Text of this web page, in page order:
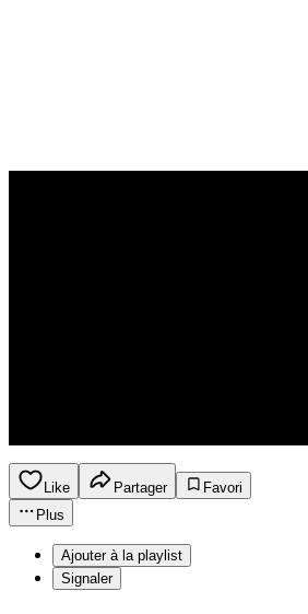
Like Partager
Favori
Plus
Ajouter à la playlist
Signaler